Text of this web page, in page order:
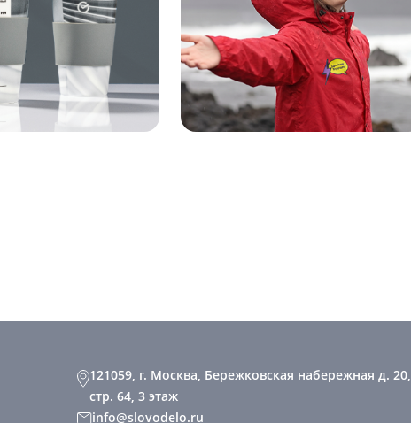
121059, г. Москва, Бережковская набережная д. 20,
стр. 64, 3 этаж
info@slovodelo.ru